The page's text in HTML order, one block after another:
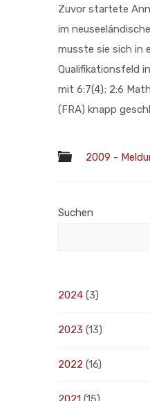
Zuvor startete
im
musste sie sich in
Qualifikationsfeld
mit 6:7(4); 2:6
(FRA) knapp
2009 -
Suchen
2024 (3)
2023 (13)
2022 (16)